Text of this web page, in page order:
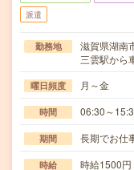
派遣
勤務地
滋賀県湖南
三雲駅から
曜日頻度 月～金
時間 06:30～
期間 長期でお仕
時給 時給1500円